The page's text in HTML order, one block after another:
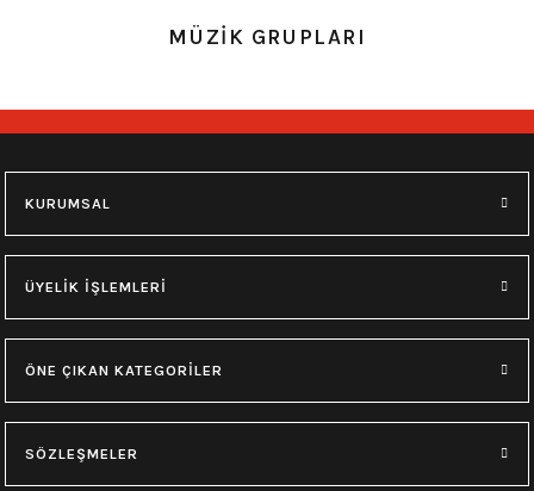
0.0 Puan - Yorum
693,00₺
Black Label Society Yıkamalı Over Size Kolsuz Tişört
M L XL
MÜZİK GRUPLARI
KURUMSAL
ÜYELİK İŞLEMLERİ
ÖNE ÇIKAN KATEGORİLER
SÖZLEŞMELER